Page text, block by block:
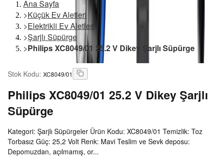
Ana Sayfa
>Küçük Ev Aletleri
>Elektrikli Ev Aletleri
>Şarjlı Süpürge
>Philips XC8049/01 25.2 V Dikey Şarjlı Süpürge
Stok Kodu: XC8049/01
Philips XC8049/01 25.2 V Dikey Şarjlı
Süpürge
Kategori: Şarjlı Süpürgeler Ürün Kodu: XC8049/01 Temizlik: Toz
Torbasız Güç: 25,2 Volt Renk: Mavi Teslim ve Sevk deposu:
Depomuzdan, açılmamış, or...